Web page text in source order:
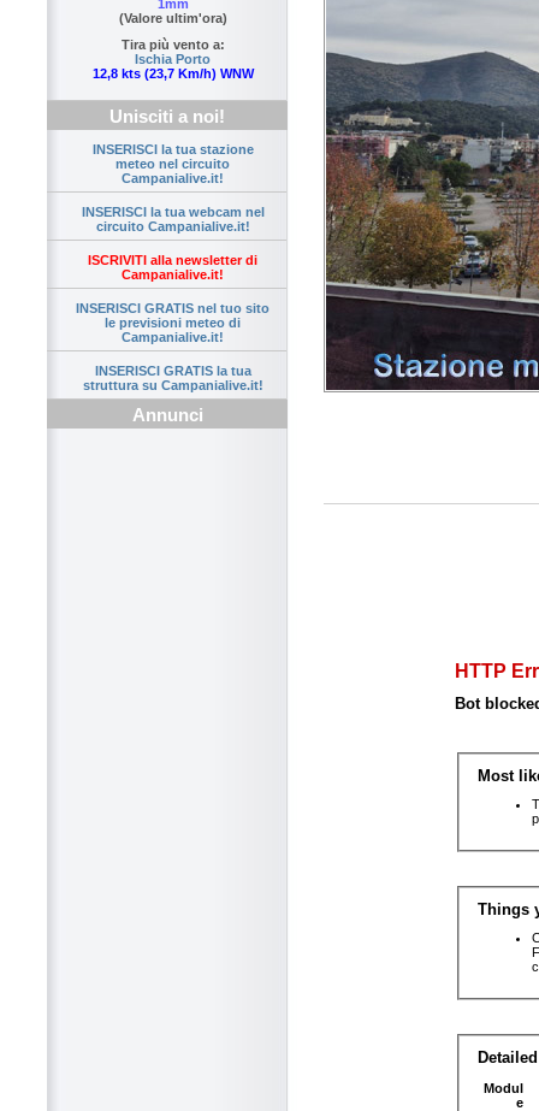
1mm
(Valore ultim'ora)
Tira più vento a:
Ischia Porto
12,8 kts (23,7 Km/h) WNW
Unisciti a noi!
INSERISCI la tua stazione
meteo nel circuito
Campanialive.it!
INSERISCI la tua webcam nel
circuito Campanialive.it!
ISCRIVITI alla newsletter di
Campanialive.it!
INSERISCI GRATIS nel tuo sito
le previsioni meteo di
Campanialive.it!
INSERISCI GRATIS la tua
struttura su Campanialive.it!
Annunci